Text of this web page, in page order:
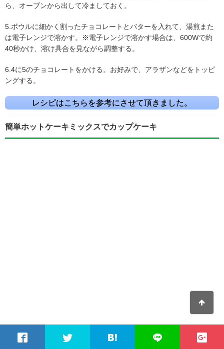
ら、オーブンから出して冷ましておく。
5.ボウルに細かく割ったチョコレートとバターを入れて、湯煎また
は電子レンジで溶かす。※電子レンジで溶かす場合は、600Wで約
40秒かけ、溶け具合を見ながら調整する。
6.4に5のチョコレートをかける。お好みで、アラザンなどをトッピ
ングする。
レシピはこちらを参考にさせて頂きました。
簡単ホットケーキミックスでカップケーキ